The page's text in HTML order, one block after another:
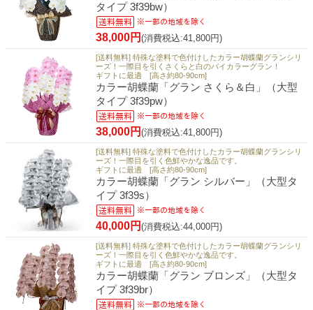
タイプ 3f39bw）
38,000円 (消費税込:41,800円)
[送料無料] 特殊な塗料で色付けしたカラー胡蝶蘭グランシリ
ーズ！一際目を引くさくらと白のバイカラーグラン！
ギフトに最適 [高さ約80-90cm]
カラー胡蝶蘭「グラン さくら＆白」（大型
タイプ 3f39pw）
38,000円 (消費税込:41,800円)
[送料無料] 特殊な塗料で色付けしたカラー胡蝶蘭グランシリ
ーズ！一際目を引く色鮮やかな逸品です。
ギフトに最適 [高さ約80-90cm]
カラー胡蝶蘭「グラン シルバー」（大型タ
イプ 3f39s）
40,000円 (消費税込:44,000円)
[送料無料] 特殊な塗料で色付けしたカラー胡蝶蘭グランシリ
ーズ！一際目を引く色鮮やかな逸品です。
ギフトに最適 [高さ約80-90cm]
カラー胡蝶蘭「グラン ブロンズ」（大型タ
イプ 3f39br）